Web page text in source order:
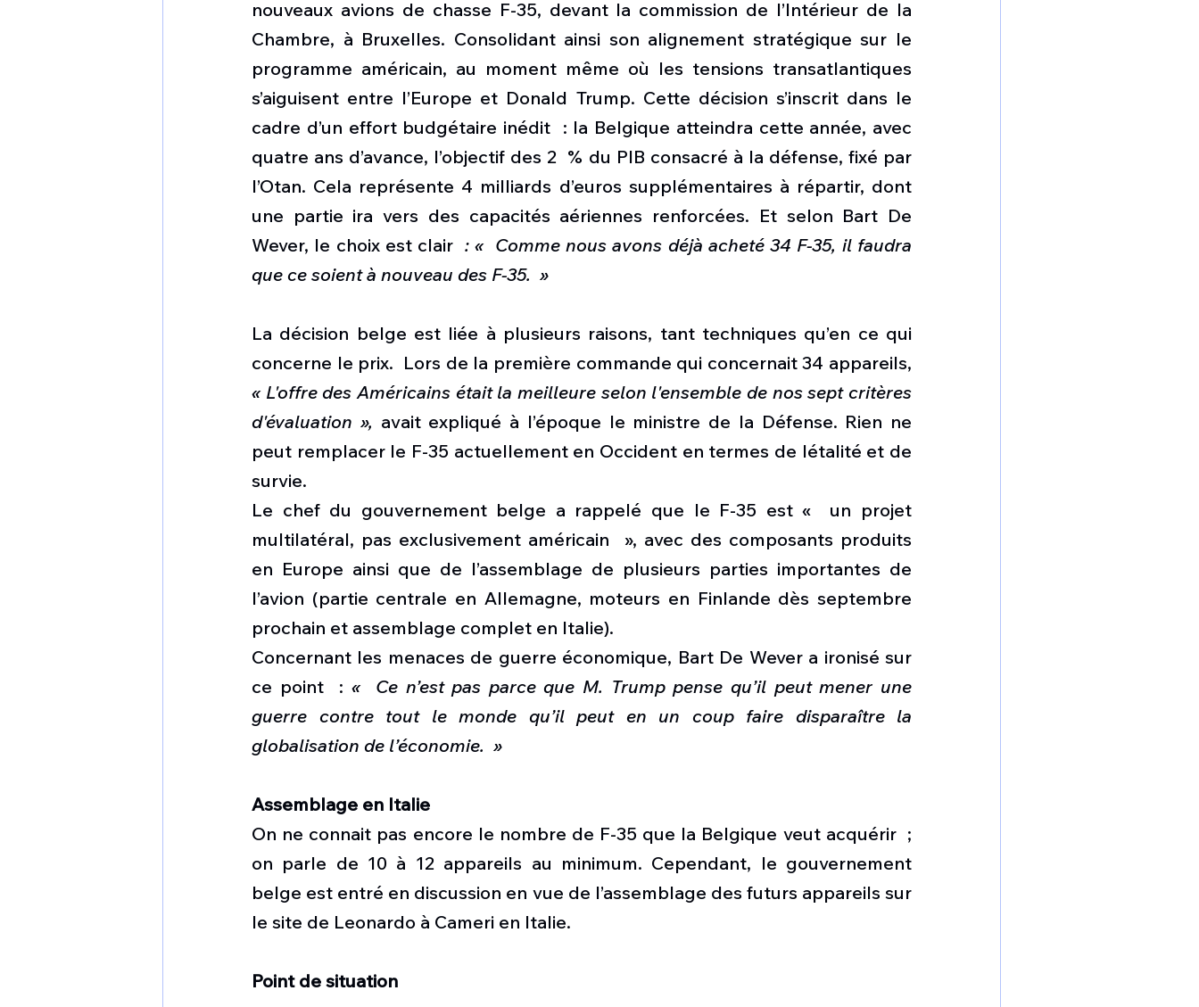
nouveaux avions de chasse F-35, devant la commission de l’Intérieur de la
Chambre, à Bruxelles. Consolidant ainsi son alignement stratégique sur le
programme américain, au moment même où les tensions transatlantiques
s’aiguisent entre l’Europe et Donald Trump. Cette décision s’inscrit dans le
cadre d’un effort budgétaire inédit  : la Belgique atteindra cette année, avec
quatre ans d’avance, l’objectif des 2  % du PIB consacré à la défense, fixé par
l’Otan. Cela représente 4 milliards d’euros supplémentaires à répartir, dont
une partie ira vers des capacités aériennes renforcées. Et selon Bart De
Wever, le choix est clair : «  Comme nous avons déjà acheté 34 F-35, il faudra
que ce soient à nouveau des F-35.  »
La décision belge est liée à plusieurs raisons, tant techniques qu’en ce qui
« L'offre des Américains était la meilleure selon l'ensemble de nos sept critères
d'évaluation », avait expliqué à l’époque le ministre de la Défense. Rien ne
peut remplacer le F-35 actuellement en Occident en termes de létalité et de
survie.
Le chef du gouvernement belge a rappelé que le F-35 est «  un projet
multilatéral, pas exclusivement américain  », avec des composants produits
en Europe ainsi que de l’assemblage de plusieurs parties importantes de
l’avion (partie centrale en Allemagne, moteurs en Finlande dès septembre
prochain et assemblage complet en Italie).
Concernant les menaces de guerre économique, Bart De Wever a ironisé sur
ce point  : «  Ce n’est pas parce que M. Trump pense qu’il peut mener une
guerre contre tout le monde qu’il peut en un coup faire disparaître la
globalisation de l’économie.  »
Assemblage en Italie
On ne connait pas encore le nombre de F-35 que la Belgique veut acquérir  ;
on parle de 10 à 12 appareils au minimum. Cependant, le gouvernement
belge est entré en discussion en vue de l’assemblage des futurs appareils sur
le site de Leonardo à Cameri en Italie.
Point de situation